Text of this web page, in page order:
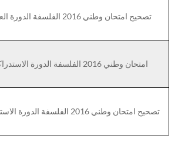
تصحيح امتحان وطني 2016 الفلسفة الدورة العادية
امتحان وطني 2016 الفلسفة الدورة الاستدراكية
تصحيح امتحان وطني 2016 الفلسفة الدورة الاستدراكية